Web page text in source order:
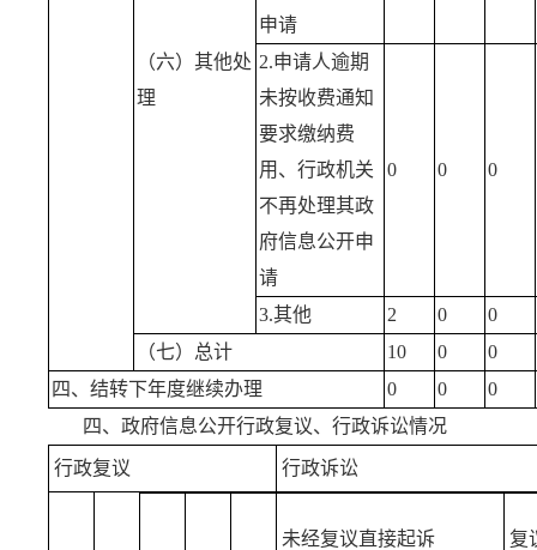
（六）其他处
理
申请
2.申请人逾期
未按收费通知
要求缴纳费
用、行政机关
不再处理其政
府信息公开申
请
0 0 0
3.其他 2 0
0
（七）总计
10 0
0
四、结转下年度继续办理
0 0
0
四、政府信息公开行政复议、行政诉讼情况
行政复议 行政诉讼
未经复议直接起诉 复